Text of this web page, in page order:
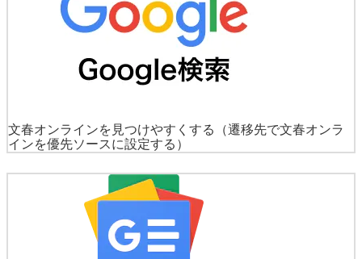
文春オンラインを見つけやすくする
（遷移先で文春オンラ
インを優先ソースに設定する）